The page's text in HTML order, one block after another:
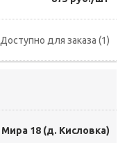
Доступно для заказа (1)
Мира 18 (д. Кисловка)